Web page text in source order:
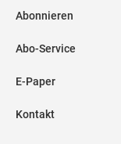
Abonnieren
Abo-Service
E-Paper
Kontakt